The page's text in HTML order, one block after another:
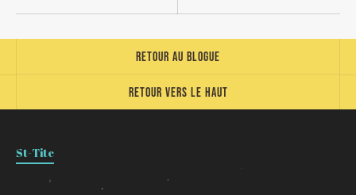
Retour vers le haut
Retour au blogue
St-Tite